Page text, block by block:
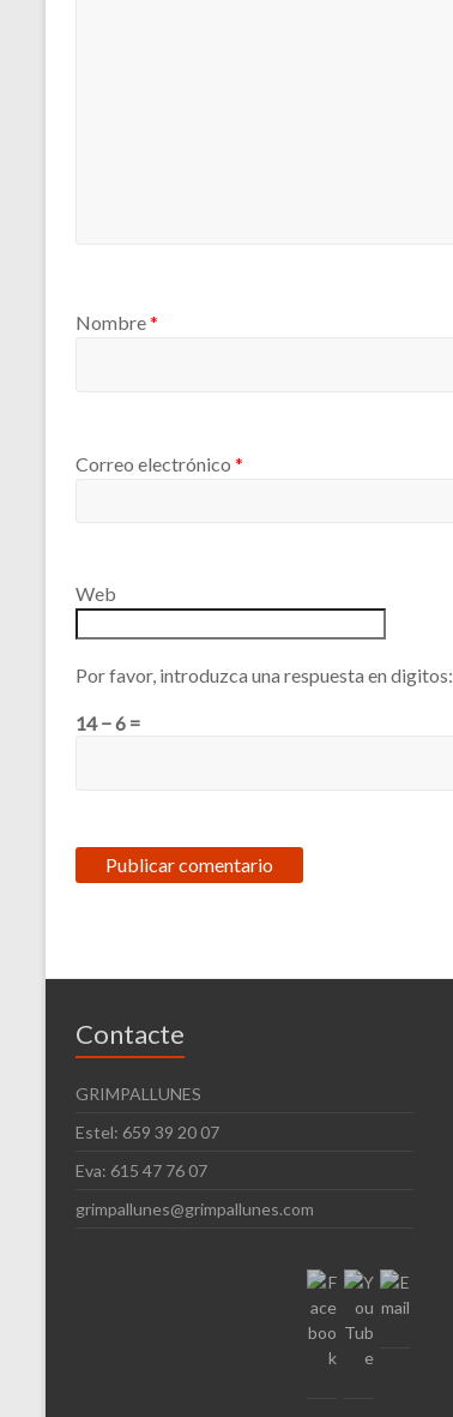
Nombre*
Correo electrónico *
Web
Por favor, introduzca una respuesta en digitos:
14 − 6 =
Contacte
GRIMPALLUNES
Estel: 659 39 20 07
Eva: 615 47 76 07
grimpallunes@grimpallunes.com